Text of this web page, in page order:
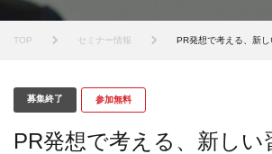
TOP セミナー情報 PR発想で考える、新
募集終了 参加無料
PR発想で考える、新しい